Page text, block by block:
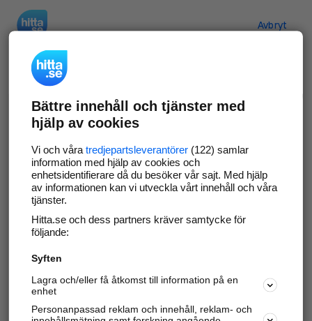
Avbryt
Verifiera ditt företag
Gör som 69 554företag
företagssida på hitta.se och syns bättre mot
kunder i ditt närområde. Helt kostnadsfritt.
Uppdatera din företagsinformation
Svara på och hantera dina omdömen
Bättre innehåll och tjänster med
hjälp av cookies
Vi och våra tredjepartsleverantörer(122) samlar
information med hjälp av cookies och
enhetsidentifierare då du besöker vår sajt. Med hjälp
av informationen kan vi utveckla vårt innehåll och våra
tjänster.
Hitta.se och dess partners kräver samtycke för
följande:
Syften
Lagra och/eller få åtkomst till information på en
enhet
Personanpassad reklam och innehåll, reklam- och